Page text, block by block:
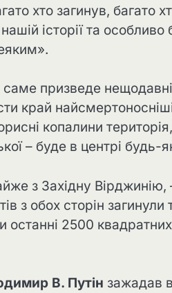
хто загинув, багато
історії та
саме призведе
край
копалини
– буде в центрі будь-
з Західну Вірджинію,
з обох сторін
останні 2500
В. Путін зажадав